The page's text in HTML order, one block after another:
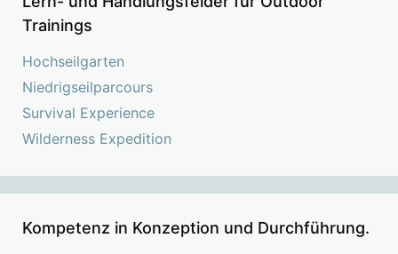
Trainings
Hochseilgarten
Niedrigseilparcours
Survival Experience
Wilderness Expedition
Kompetenz in Konzeption und Durchführung.